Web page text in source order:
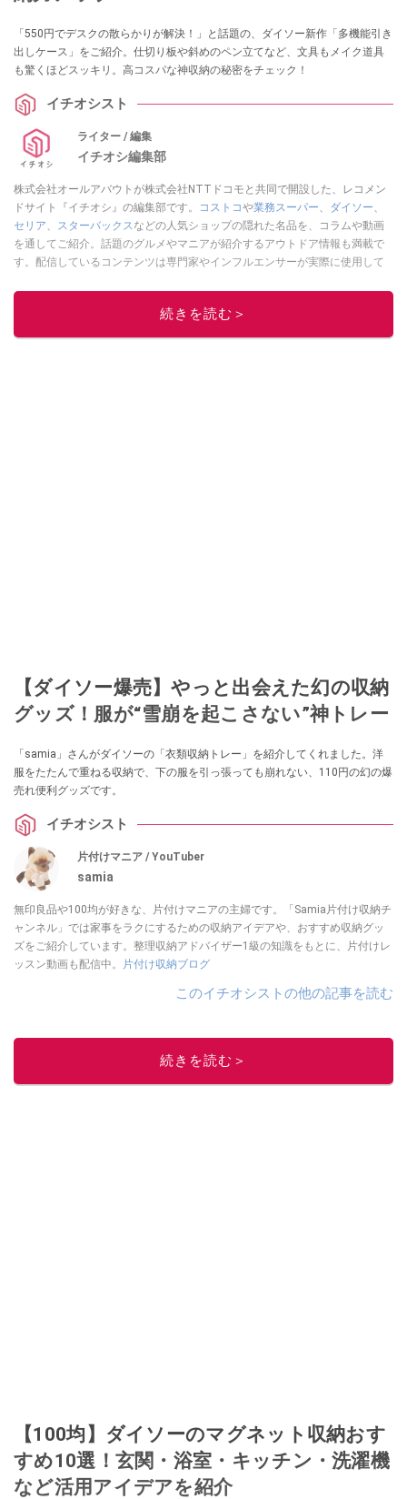
「550円でデスクの散らかりが解決！」と話題の、ダイソー新作「多機能引き
出しケース」をご紹介。仕切り板や斜めのペン立てなど、文具もメイク道具
も驚くほどスッキリ。高コスパな神収納の秘密をチェック！
イチオシスト
ライター / 編集
イチオシ編集部
株式会社オールアバウトが株式会社NTTドコモと共同で開設した、レコメン
ドサイト『イチオシ』の編集部です。
コストコや業務スーパー、 ダイソー、
セリア、 スターバックスなどの人気ショップの隠れた名品を、コラムや動画
を通してご紹介。話題のグルメやマニアが紹介するアウトドア情報も満載で
す。配信しているコンテンツは専門家やインフルエンサーが実際に使用して
ニュースでフォロー
続きを読む＞
【ダイソー爆売】やっと出会えた幻の収納
グッズ！服が“雪崩を起こさない”神トレー
「samia」さんがダイソーの「衣類収納トレー」を紹介してくれました。洋
服をたたんで重ねる収納で、下の服を引っ張っても崩れない、110円の幻の爆
売れ便利グッズです。
イチオシスト
片付けマニア / YouTuber
samia
無印良品や100均が好きな、片付けマニアの主婦です。「Samia片付け収納チ
ャンネル」では家事をラクにするための収納アイデアや、おすすめ収納グッ
ズをご紹介しています。整理収納アドバイザー1級の知識をもとに、片付けレ
ッスン動画も配信中。
片付け収納ブログ
このイチオシストの他の記事を読む
続きを読む＞
【100均】ダイソーのマグネット収納おす
すめ10選！玄関・浴室・キッチン・洗濯機
など活用アイデアを紹介